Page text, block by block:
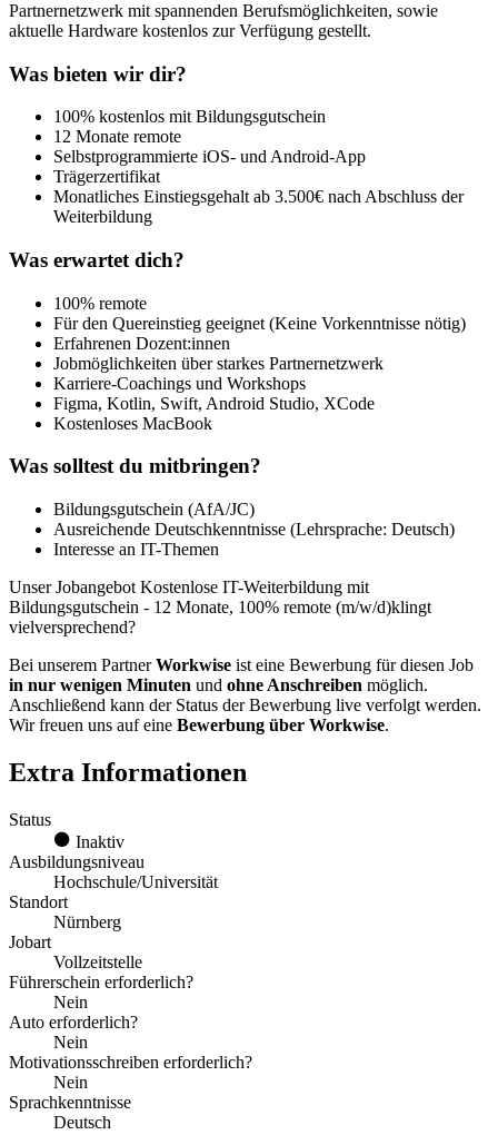
Partnernetzwerk mit spannenden Berufsmöglichkeiten, sowie
aktuelle Hardware kostenlos zur Verfügung gestellt.
Was bieten wir dir?
100% kostenlos mit Bildungsgutschein
12 Monate remote
Selbstprogrammierte iOS- und Android-App
Trägerzertifikat
Monatliches Einstiegsgehalt ab 3.500€ nach Abschluss der
Weiterbildung
Was erwartet dich?
100% remote
Für den Quereinstieg geeignet (Keine Vorkenntnisse nötig)
Erfahrenen Dozent:innen
Jobmöglichkeiten über starkes Partnernetzwerk
Karriere-Coachings und Workshops
Figma, Kotlin, Swift, Android Studio, XCode
Kostenloses MacBook
Was solltest du mitbringen?
Bildungsgutschein (AfA/JC)
Ausreichende Deutschkenntnisse (Lehrsprache: Deutsch)
Interesse an IT-Themen
Unser Jobangebot Kostenlose IT-Weiterbildung mit
Bildungsgutschein - 12 Monate, 100% remote (m/w/d)klingt
vielversprechend?
Bei unserem PartnerWorkwise ist eine Bewerbung für diesen Job
in nur wenigen Minuten und ohne Anschreiben möglich.
Anschließend kann der Status der Bewerbung live verfolgt werden.
Wir freuen uns auf eine Bewerbung über Workwise.
Extra Informationen
Status
Inaktiv
Ausbildungsniveau
Hochschule/Universität
Standort
Nürnberg
Jobart
Vollzeitstelle
Führerschein erforderlich?
Nein
Auto erforderlich?
Nein
Motivationsschreiben erforderlich?
Nein
Sprachkenntnisse
Deutsch